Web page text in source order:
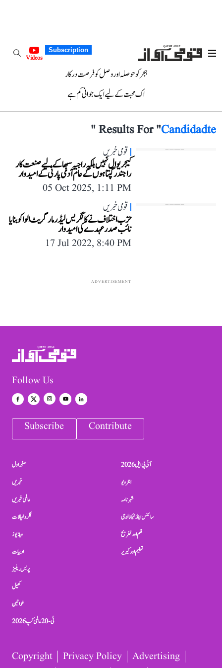
Subscription
Videos
ہجر کو حوصلہ اور وصل کو فرصت درکار
اک محبت کے لیے ایک جوانی کم ہے
Results For "Candidadte
"
قومی خبریں
کیجریوال نہیں بلکہ راجیہ سبھا کے لیے صنعت کار
راجندر گپتا ہوں گے عام آدمی پارٹی کے امیدوار
05 Oct 2025, 1:11 PM
قومی خبریں
حزب اختلاف نے کانگریس لیڈر مارگریٹ الوا کو بنایا
نائب صدر عہدے کی امیدوار
17 Jul 2022, 8:40 PM
ADVERTISEMENT
Follow Us
Subscribe Contribute
صفحہ اول
خبریں
عالمی خبریں
فکر و خیالات
ویڈیوز
ادبیات
پریس ریلیز
کھیل
خواتین
ٹی-20 عالمی کپ 2026
آئی پی ایل 2026
انٹرویو
شہرنامہ
سائنس اینڈ ٹیکنالوجی
فلم اور تفریح
تعلیم اور کیریر
Copyright Privacy Policy
Advertising